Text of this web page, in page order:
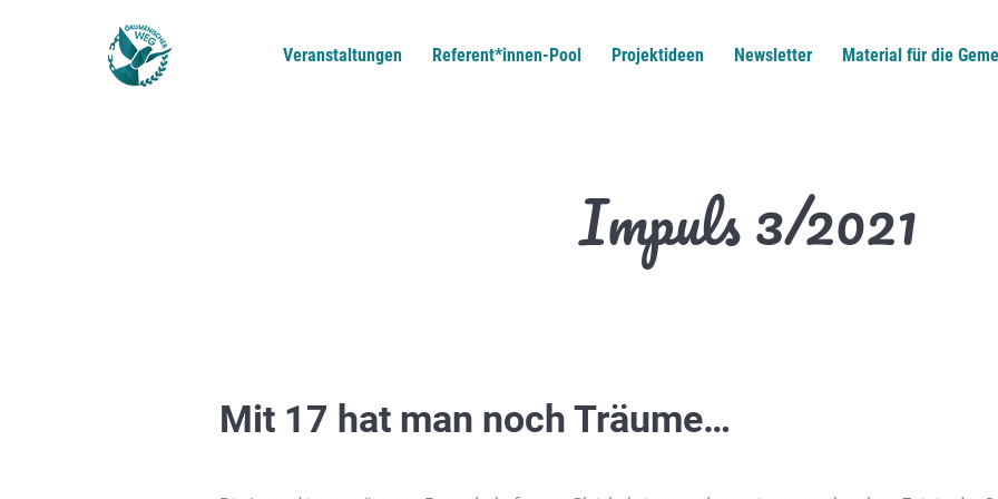
Veranstaltungen Referent*innen-Pool Projektideen Newsletter Material für die
Impuls 3/2021
Mit 17 hat man noch Träume…